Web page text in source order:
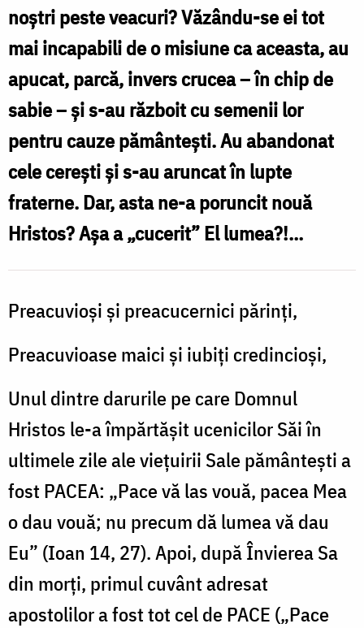
noștri peste veacuri? Văzându-se ei tot
mai incapabili de o misiune ca aceasta, au
apucat, parcă, invers crucea – în chip de
sabie – și s-au războit cu semenii lor
pentru cauze pământești. Au abandonat
cele cerești și s-au aruncat în lupte
fraterne. Dar, asta ne-a poruncit nouă
Hristos? Așa a „cucerit” El lumea?!…
Preacuvioși și preacucernici părinţi,
Preacuvioase maici și iubiţi credincioși,
Unul dintre darurile pe care Domnul
Hristos le-a împărtășit ucenicilor Săi în
ultimele zile ale viețuirii Sale pământești a
fost PACEA: „Pace vă las vouă, pacea Mea
o dau vouă; nu precum dă lumea vă dau
Eu” (Ioan 14, 27). Apoi, după Învierea Sa
din morți, primul cuvânt adresat
apostolilor a fost tot cel de PACE („Pace